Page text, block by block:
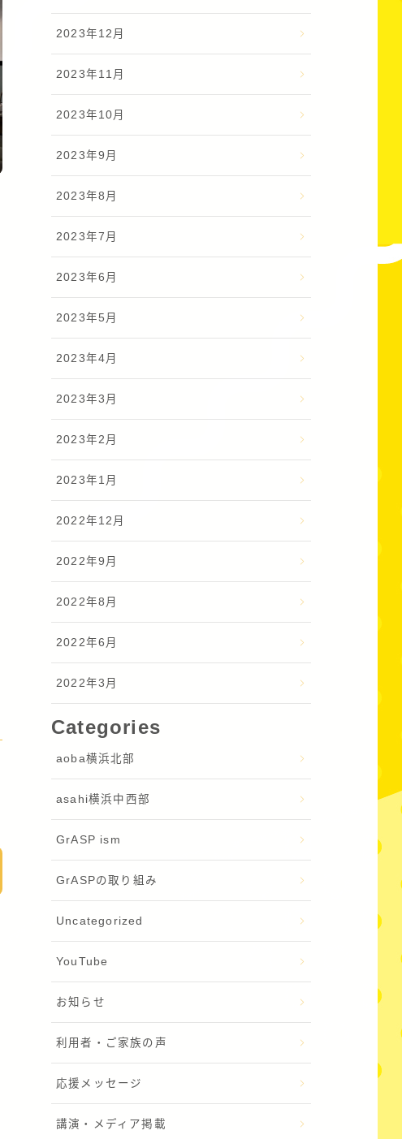
2023年12月
2023年11月
2023年10月
2023年9月
2023年8月
2023年7月
2023年6月
2023年5月
2023年4月
2023年3月
2023年2月
2023年1月
2022年12月
2022年9月
2022年8月
2022年6月
2022年3月
Categories
aoba横浜北部
asahi横浜中西部
GrASP ism
GrASPの取り組み
Uncategorized
YouTube
お知らせ
利用者・ご家族の声
応援メッセージ
講演・メディア掲載